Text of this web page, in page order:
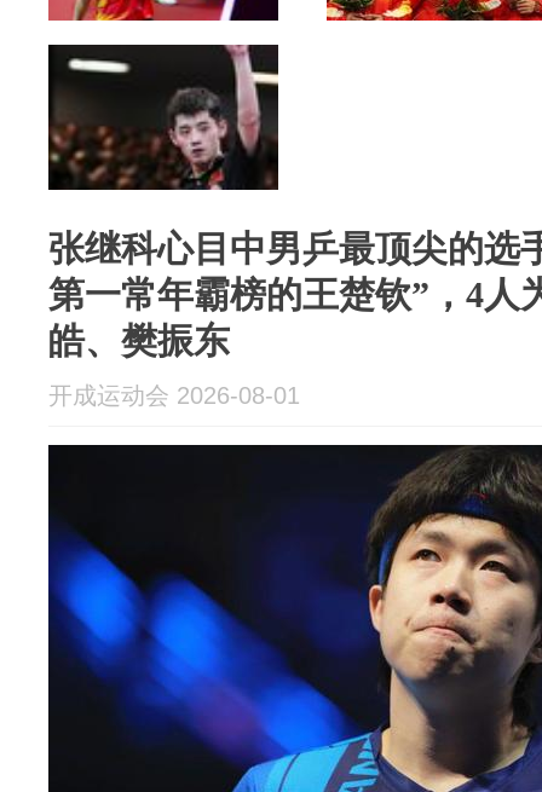
张继科心目中男乒最顶尖的选
第一常年霸榜的王楚钦”，4人
皓、樊振东
开成运动会 2026-08-01